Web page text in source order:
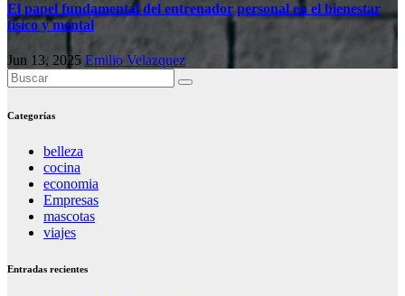
El papel fundamental del entrenador personal en el bienestar
físico y mental
Jun 13, 2025 Emilio Velazquez
Categorías
belleza
cocina
economia
Empresas
mascotas
viajes
Entradas recientes